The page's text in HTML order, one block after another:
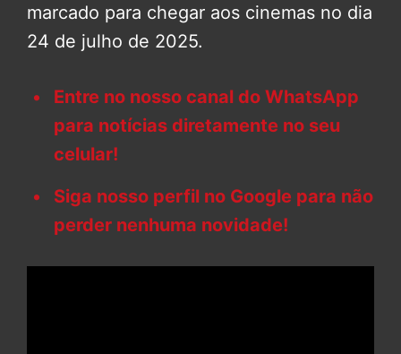
marcado para chegar aos cinemas no dia
24 de julho de 2025.
Entre no nosso canal do WhatsApp
para notícias diretamente no seu
celular!
Siga nosso perfil no Google para não
perder nenhuma novidade!